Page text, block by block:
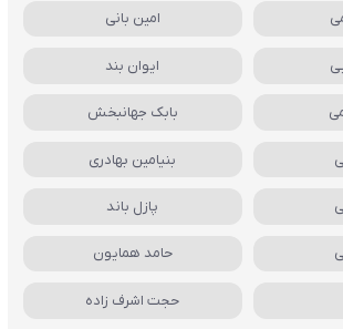
امین بانی
ایوان بند
بابک جهانبخش
بنیامین بهادری
پازل باند
حامد همایون
حجت اشرف زاده